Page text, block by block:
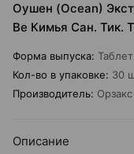
Оушен (Ocean)
Ве Кимья Сан. Тик.
Форма выпуска:
Кол-во в упаковке: 30
Производитель:
Описание